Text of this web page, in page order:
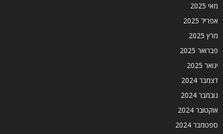
מאי 2025
אפריל 2025
מרץ 2025
פברואר 2025
ינואר 2025
דצמבר 2024
נובמבר 2024
אוקטובר 2024
ספטמבר 2024